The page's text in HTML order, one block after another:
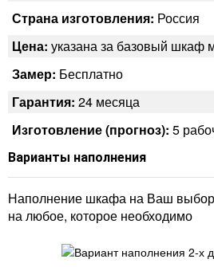
Страна изготовления: Россия
Цена: указана за базовый шкаф
Замер: Бесплатно
Гарантия: 24 месяца
Изготовление (прогноз): 5
Варианты наполнения
Наполнение шкафа на Ваш
на любое, которое необходимо